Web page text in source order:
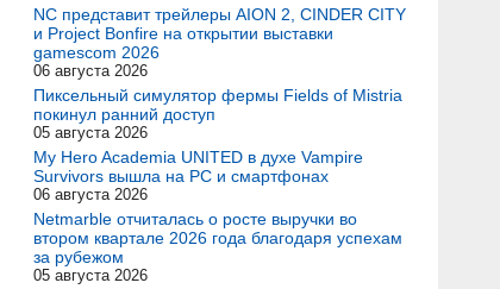
NC представит трейлеры AION 2, CINDER CITY
и Project Bonfire на открытии выставки
gamescom 2026
06 августа 2026
Пиксельный симулятор фермы Fields of Mistria
покинул ранний доступ
05 августа 2026
My Hero Academia UNITED в духе Vampire
Survivors вышла на PC и смартфонах
06 августа 2026
Netmarble отчиталась о росте выручки во
втором квартале 2026 года благодаря успехам
за рубежом
05 августа 2026